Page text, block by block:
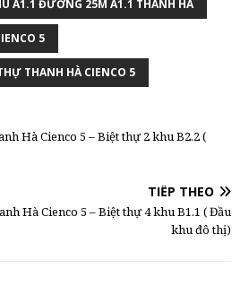
A1.1 ĐƯỜNG 25M A1.1 THANH HÀ
5
THANH HÀ CIENCO 5
Hà Cienco 5 – Biệt thự 2 khu B2.2 (
TIẾP THEO
Hà Cienco 5 – Biệt thự 4 khu B1.1 ( Đầu
khu đô thị)